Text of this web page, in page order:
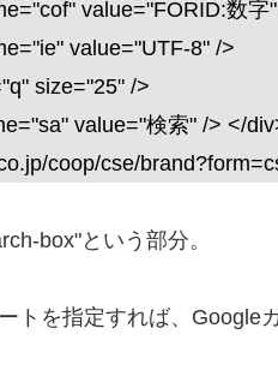
value="FORID:数字
value="UTF-8" />
size="25" />
value="検索" /> </
coop/cse/
box"という部分。
トを指定すれば、Google